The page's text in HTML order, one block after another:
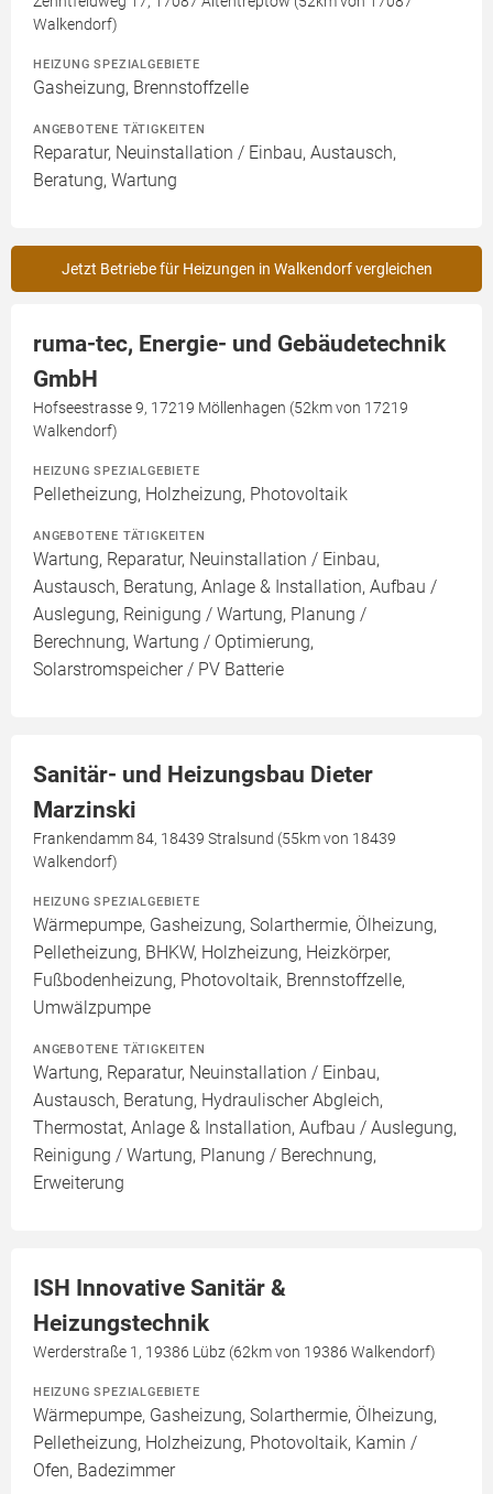
Walkendorf)
HEIZUNG SPEZIALGEBIETE
Gasheizung, Brennstoffzelle
ANGEBOTENE TÄTIGKEITEN
Reparatur, Neuinstallation / Einbau, Austausch,
Beratung, Wartung
Jetzt Betriebe für Heizungen in Walkendorf vergleichen
ruma-tec, Energie- und Gebäudetechnik
GmbH
Hofseestrasse 9, 17219 Möllenhagen (52km von 17219
Walkendorf)
HEIZUNG SPEZIALGEBIETE
Pelletheizung, Holzheizung, Photovoltaik
ANGEBOTENE TÄTIGKEITEN
Wartung, Reparatur, Neuinstallation / Einbau,
Austausch, Beratung, Anlage & Installation, Aufbau /
Auslegung, Reinigung / Wartung, Planung /
Berechnung, Wartung / Optimierung,
Solarstromspeicher / PV Batterie
Sanitär- und Heizungsbau Dieter
Marzinski
Frankendamm 84, 18439 Stralsund (55km von 18439
Walkendorf)
HEIZUNG SPEZIALGEBIETE
Wärmepumpe, Gasheizung, Solarthermie, Ölheizung,
Pelletheizung, BHKW, Holzheizung, Heizkörper,
Fußbodenheizung, Photovoltaik, Brennstoffzelle,
Umwälzpumpe
ANGEBOTENE TÄTIGKEITEN
Wartung, Reparatur, Neuinstallation / Einbau,
Austausch, Beratung, Hydraulischer Abgleich,
Thermostat, Anlage & Installation, Aufbau / Auslegung,
Reinigung / Wartung, Planung / Berechnung,
Erweiterung
ISH Innovative Sanitär &
Heizungstechnik
Werderstraße 1, 19386 Lübz (62km von 19386 Walkendorf)
HEIZUNG SPEZIALGEBIETE
Wärmepumpe, Gasheizung, Solarthermie, Ölheizung,
Pelletheizung, Holzheizung, Photovoltaik, Kamin /
Ofen, Badezimmer